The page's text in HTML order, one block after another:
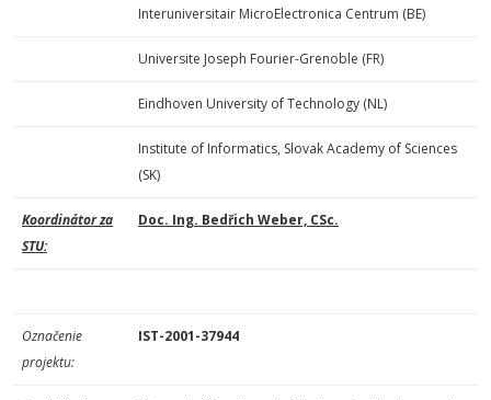
Interuniversitair MicroElectronica Centrum (BE)
Universite Joseph Fourier-Grenoble (FR)
Eindhoven University of Technology (NL)
Institute of Informatics, Slovak Academy of Sciences
(SK)
Koordinátor za
STU:
Doc. Ing. Bedřich Weber, CSc.
Označenie
projektu:
IST-2001-37944